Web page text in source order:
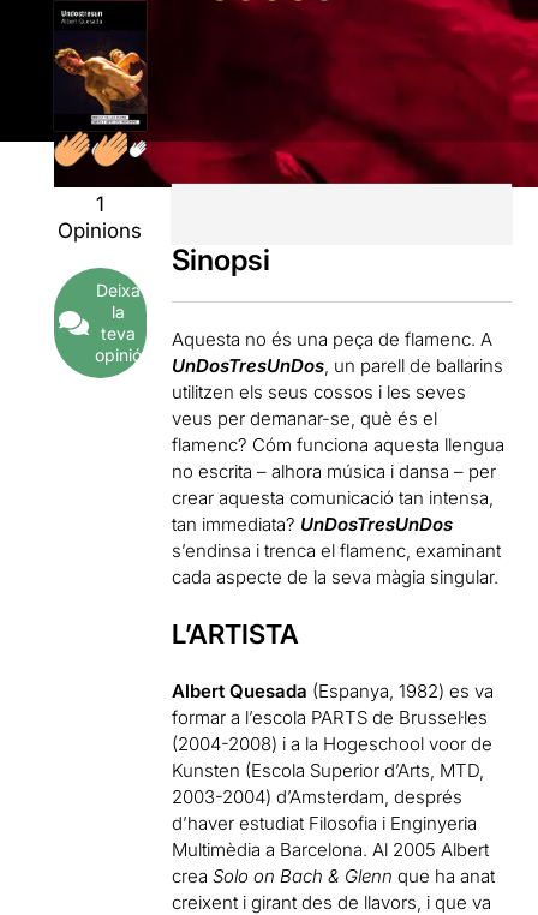
1
Opinions
Deixa
la
teva
opinió
Sinopsi
Aquesta no és una peça de flamenc. A
UnDosTresUnDos , un parell de ballarins
utilitzen els seus cossos i les seves
veus per demanar-se, què és el
flamenc? Cóm funciona aquesta llengua
no escrita – alhora música i dansa – per
crear aquesta comunicació tan intensa,
tan immediata? UnDosTresUnDos
s’endinsa i trenca el flamenc, examinant
cada aspecte de la seva màgia singular.
L’ARTISTA
Albert Quesada (Espanya, 1982) es va
formar a l’escola PARTS de Brussel·les
(2004-2008) i a la Hogeschool voor de
Kunsten (Escola Superior d’Arts, MTD,
2003-2004) d’Amsterdam, després
d’haver estudiat Filosofia i Enginyeria
Multimèdia a Barcelona. Al 2005 Albert
creaSolo on Bach & Glenn que ha anat
creixent i girant des de llavors, i que va